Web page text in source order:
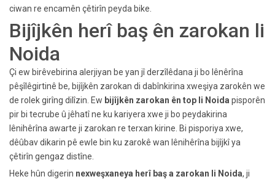
ciwan re encamên çêtirîn peyda bike.
Bijîjkên herî baş ên zarokan li
Noida
Çi ew birêvebirina alerjiyan be yan jî derzîlêdana ji bo lênêrîna
pêşîlêgirtinê be, bijîjkên zarokan di dabînkirina xweşiya zarokên we
de rolek girîng dilîzin. Ew bijîjkên zarokan ên top li Noida pisporên
pir bi tecrube û jêhatî ne ku kariyera xwe ji bo peydakirina
lênihêrîna awarte ji zarokan re terxan kirine. Bi pisporiya xwe,
dêûbav dikarin pê ewle bin ku zarokê wan lênihêrîna bijîjkî ya
çêtirîn gengaz distîne.
Heke hûn digerin nexweşxaneya herî baş a zarokan li Noida, ji